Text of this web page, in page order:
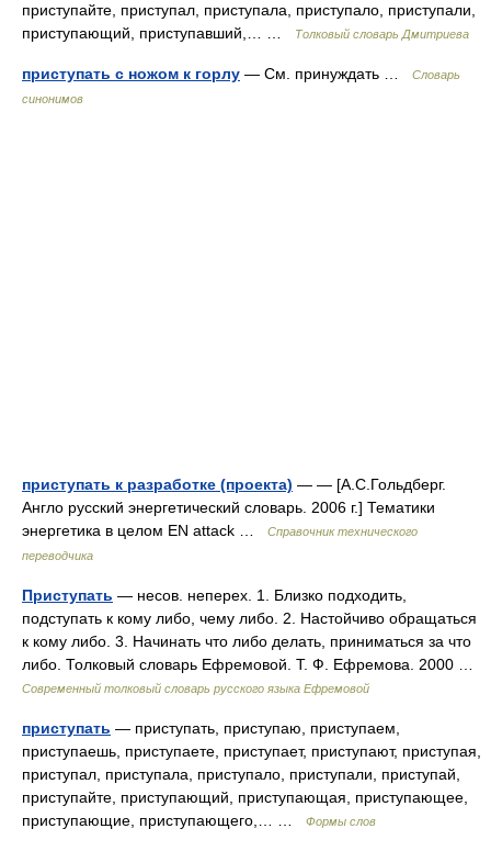
приступайте, приступал, приступала, приступало, приступали,
приступающий, приступавший,… …
Толковый словарь Дмитриева
приступать с ножом к горлу — См. принуждать …
Словарь
синонимов
приступать к разработке (проекта) — — [А.С.Гольдберг.
Англо русский энергетический словарь. 2006 г.] Тематики
энергетика в целом EN attack …
Справочник технического
переводчика
Приступать — несов. неперех. 1. Близко подходить,
подступать к кому либо, чему либо. 2. Настойчиво обращаться
к кому либо. 3. Начинать что либо делать, приниматься за что
либо. Толковый словарь Ефремовой. Т. Ф. Ефремова. 2000 …
Современный толковый словарь русского языка Ефремовой
приступать — приступать, приступаю, приступаем,
приступаешь, приступаете, приступает, приступают, приступая,
приступал, приступала, приступало, приступали, приступай,
приступайте, приступающий, приступающая, приступающее,
приступающие, приступающего,… …
Формы слов